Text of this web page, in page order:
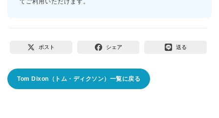
てご利用いただけます。
ポスト シェア 送る
Tom Dixon（トム・ディクソン）一覧に戻る